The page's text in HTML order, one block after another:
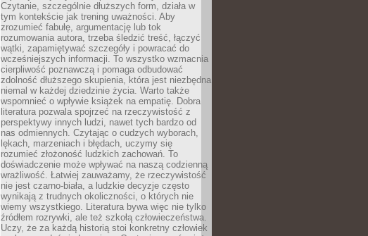
Czytanie, szczególnie dłuższych form, działa w
tym kontekście jak trening uważności. Aby
zrozumieć fabułę, argumentację lub tok
rozumowania autora, trzeba śledzić treść, łączyć
wątki, zapamiętywać szczegóły i powracać do
wcześniejszych informacji. To wszystko wzmacnia
cierpliwość poznawczą i pomaga odbudować
zdolność dłuższego skupienia, która jest niezbędna
niemal w każdej dziedzinie życia. Warto także
wspomnieć o wpływie książek na empatię. Dobra
literatura pozwala spojrzeć na rzeczywistość z
perspektywy innych ludzi, nawet tych bardzo od
nas odmiennych. Czytając o cudzych wyborach,
lękach, marzeniach i błędach, uczymy się
rozumieć złożoność ludzkich zachowań. To
doświadczenie może wpływać na naszą codzienną
wrażliwość. Łatwiej zauważamy, że rzeczywistość
nie jest czarno-biała, a ludzkie decyzje często
wynikają z trudnych okoliczności, o których nie
wiemy wszystkiego. Literatura bywa więc nie tylko
źródłem rozrywki, ale też szkołą człowieczeństwa.
Uczy, że za każdą historią stoi konkretny człowiek